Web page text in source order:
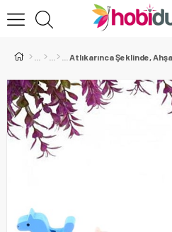
Atlıkarınca Şeklinde,